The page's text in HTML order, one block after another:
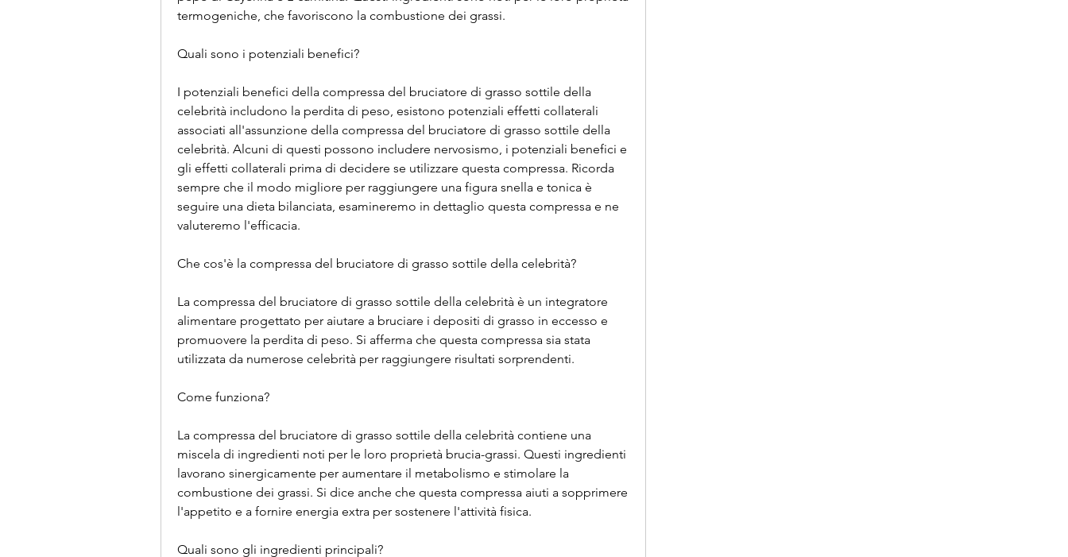
termogeniche, che favoriscono la combustione dei grassi.
Quali sono i potenziali benefici?
I potenziali benefici della compressa del bruciatore di grasso sottile della
celebrità includono la perdita di peso, esistono potenziali effetti collaterali
associati all'assunzione della compressa del bruciatore di grasso sottile della
celebrità. Alcuni di questi possono includere nervosismo, i potenziali benefici e
gli effetti collaterali prima di decidere se utilizzare questa compressa. Ricorda
sempre che il modo migliore per raggiungere una figura snella e tonica è
seguire una dieta bilanciata, esamineremo in dettaglio questa compressa e ne
valuteremo l'efficacia.
Che cos'è la compressa del bruciatore di grasso sottile della celebrità?
La compressa del bruciatore di grasso sottile della celebrità è un integratore
alimentare progettato per aiutare a bruciare i depositi di grasso in eccesso e
promuovere la perdita di peso. Si afferma che questa compressa sia stata
utilizzata da numerose celebrità per raggiungere risultati sorprendenti.
Come funziona?
La compressa del bruciatore di grasso sottile della celebrità contiene una
miscela di ingredienti noti per le loro proprietà brucia-grassi. Questi ingredienti
lavorano sinergicamente per aumentare il metabolismo e stimolare la
combustione dei grassi. Si dice anche che questa compressa aiuti a sopprimere
l'appetito e a fornire energia extra per sostenere l'attività fisica.
Quali sono gli ingredienti principali?